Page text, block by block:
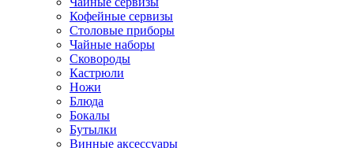
Кофейные сервизы
Столовые приборы
Чайные наборы
Сковороды
Кастрюли
Ножи
Блюда
Бокалы
Бутылки
Винные аксессуары